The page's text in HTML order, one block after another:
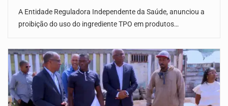
A Entidade Reguladora Independente da Saúde, anunciou a
proibição do uso do ingrediente TPO em produtos…